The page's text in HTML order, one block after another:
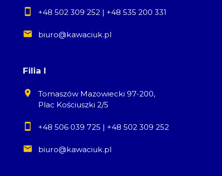
+48 502 309 252| +48 535 200 331
biuro@kawaciuk.pl
Filia I
Tomaszów Mazowiecki 97-200,
Plac Kościuszki 2/5
+48 506 039 725 | +48 502 309 252
biuro@kawaciuk.pl